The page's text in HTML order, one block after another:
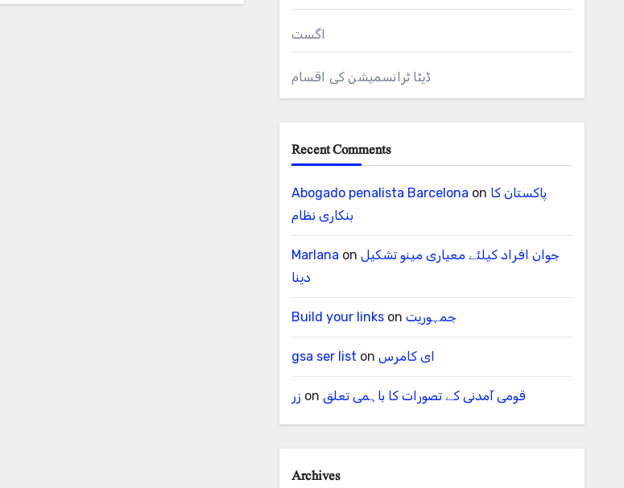
اگست
ڈیٹا ٹرانسمیشن کی اقسام
Recent Comments
Abogado penalista Barcelona on پاکستان کا
بنکاری نظام
Marlana on جوان افراد کیلئے معیاری مینو تشکیل
دینا
Build your linkson جمہوریت
gsa ser list on ای کامرس
زر on قومی آمدنی کے تصورات کا باہمی تعلق
Archives